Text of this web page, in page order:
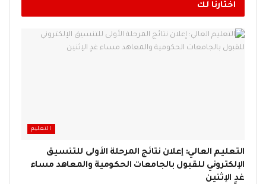
اختارنا لك
التعليم
التعليم العالي: إعلان نتائج المرحلة الأولى للتنسيق
الإلكتروني للقبول بالجامعات الحكومية والمعاهد مساء
غدٍ الإثنين